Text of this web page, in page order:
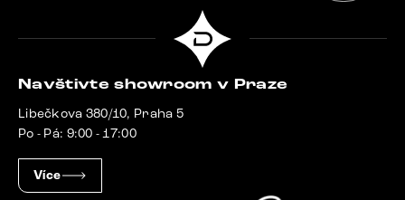
Navštivte showroom v Praze
Libečkova 380/10, Praha 5
Po - Pá: 9:00 - 17:00
Více